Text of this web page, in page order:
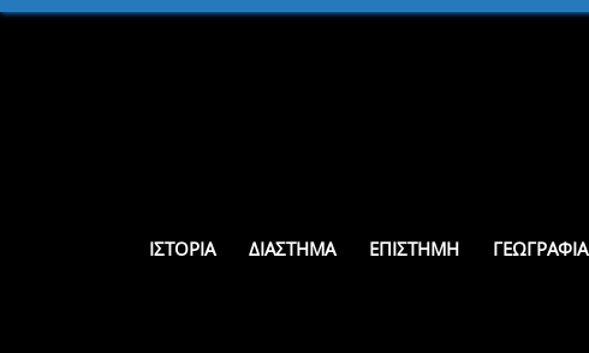
Skip
ΙΣΤΟΡΊΑ ΔΙΆΣΤΗΜΑ ΕΠΙΣΤΉΜΗ ΓΕΩΓΡΑΦΊΑ